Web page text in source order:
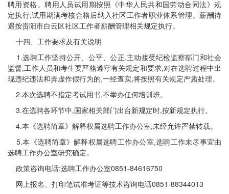
聘用资格。聘用人员试用期按照《中华人民共和国劳动合同法》规
定执行,试用期满考核合格后纳入社区工作者职业体系管理。薪酬待
遇按贵阳市白云区社区工作者薪酬管理相关规定执行。
十四、工作要求及有关说明
1.选聘工作坚持公开、公平、公正,主动接受纪检监察部门和社会
监督,工作人员和考生要严格遵守有关规定和要求,对在选聘过程中出
现违纪违法和弄虚作假行为的,一经查实,将按照有关规定严肃处理。
2.本次选聘不指定考试用书,不举办任何培训班。
3.在选聘各环节中,国家相关部门出台新规定时,按新规定执行。
4.本《选聘简章》解释权属选聘工作办公室,未经允许严禁转载。
5.本《选聘简章》解释权属选聘工作办公室,选聘工作未尽事宜由
选聘工作办公室研究确定。
政策咨询电话:选聘工作办公室0851-84616750
网上报名、打印笔试准考证等技术咨询电话0851-88344013